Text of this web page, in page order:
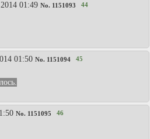
01:49 No. 1151093 44
01:50 No. 1151094 45
No. 1151095 46